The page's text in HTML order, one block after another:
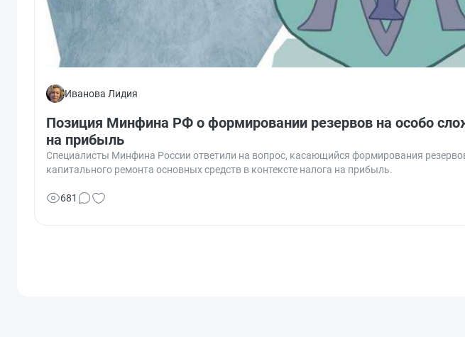
Иванова Лидия
Позиция Минфина РФ о формировании резервов на особо
на прибыль
Специалисты Минфина России ответили на вопрос, касающийся формирования
капитального ремонта основных средств в контексте налога на прибыль.
681